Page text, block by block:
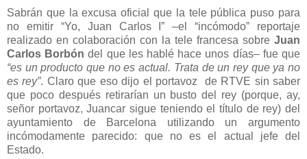
Sabrán que la excusa oficial que la tele pública puso para
no emitir “Yo, Juan Carlos I” –el “incómodo” reportaje
realizado en colaboración con la tele francesa sobre Juan
Carlos Borbóndel que les hablé hace unos días– fue que
“es un producto que no es actual. Trata de un rey que ya no
es rey”. Claro que eso dijo el portavoz de RTVE sin saber
que poco después retirarían un busto del rey (porque, ay,
señor portavoz, Juancar sigue teniendo el título de rey) del
ayuntamiento de Barcelona utilizando un argumento
incómodamente parecido: que no es el actual jefe del
Estado.